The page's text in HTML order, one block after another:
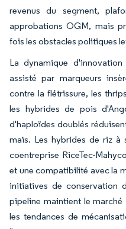
revenus du segment,
approbations OGM, mais
fois les obstacles politiques
La dynamique
assisté par marqueurs
contre la flétrissure, les
les hybrides de pois
d'haploïdes doublés
maïs. Les hybrides de riz à
coentreprise RiceTec-
et une compatibilité avec la
initiatives de conservation
pipeline maintient le marché
les tendances de